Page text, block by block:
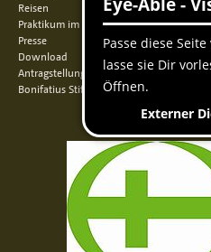
Reisen
Praktikum im Norden
Presse
Download
Antragstellung
Bonifatius Stiftungszentrum